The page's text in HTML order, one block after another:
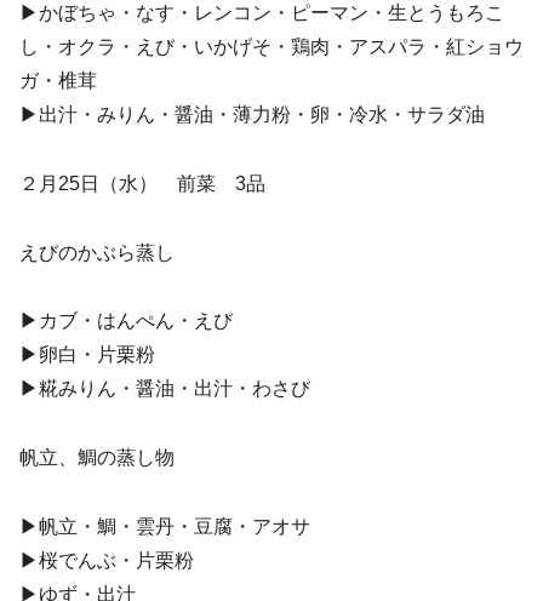
▶︎かぼちゃ・なす・レンコン・ピーマン・生とうもろこ
し・オクラ・えび・いかげそ・鶏肉・アスパラ・紅ショウ
ガ・椎茸
▶︎出汁・みりん・醤油・薄力粉・卵・冷水・サラダ油
２月25日（水） 前菜 3品
えびのかぶら蒸し
▶︎カブ・はんぺん・えび
▶︎卵白・片栗粉
▶︎糀みりん・醤油・出汁・わさび
帆立、鯛の蒸し物
▶︎帆立・鯛・雲丹・豆腐・アオサ
▶︎桜でんぶ・片栗粉
▶︎ゆず・出汁